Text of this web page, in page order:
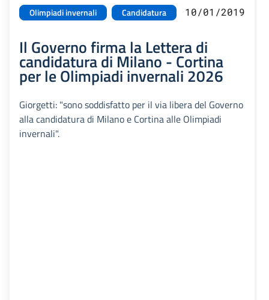
Olimpiadi invernali Candidatura 10/01/2019
Il Governo firma la Lettera di
candidatura di Milano - Cortina
per le Olimpiadi invernali 2026
Giorgetti: "sono soddisfatto per il via libera del Governo
alla candidatura di Milano e Cortina alle Olimpiadi
invernali".